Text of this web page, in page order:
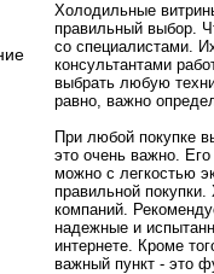
Холодильные
правильный выбор.
со специалистами.
консультантами
выбрать любую
равно, важно
При любой покупке
это очень важно.
можно с легкостью
правильной
компаний.
надежные и
интернете. Кроме
важный пункт - это